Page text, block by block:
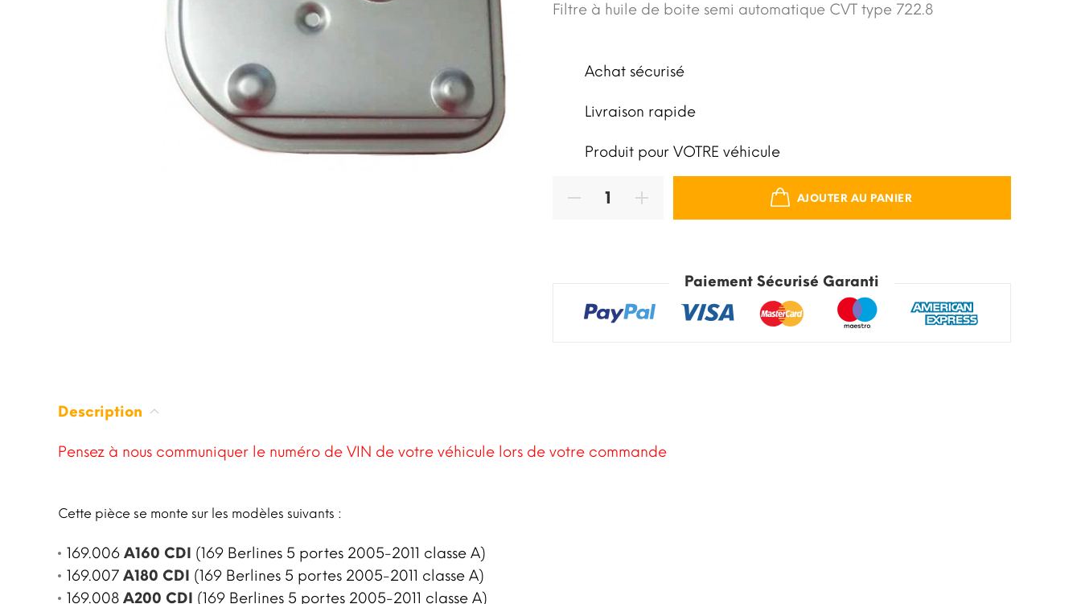
Filtre à huile de boite semi automatique CVT type 722.8
Achat sécurisé
Livraison rapide
Produit pour VOTRE véhicule
AJOUTER AU PANIER
Paiement Sécurisé Garanti
Description
Pensez à nous communiquer le numéro de VIN de votre véhicule lors de votre commande
Cette pièce se monte sur les modèles suivants :
169.006 A160 CDI (169 Berlines 5 portes 2005-2011 classe A)
169.007 A180 CDI (169 Berlines 5 portes 2005-2011 classe A)
169.008 A200 CDI (169 Berlines 5 portes 2005-2011 classe A)